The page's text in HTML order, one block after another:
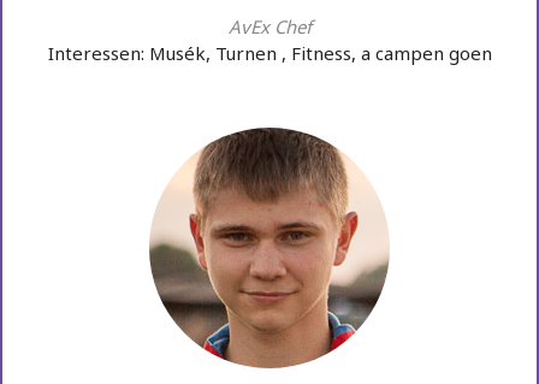
AvEx Chef
Interessen: Musék, Turnen , Fitness, a campen goen